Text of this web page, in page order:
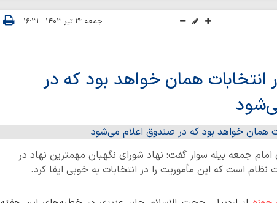
جمعه ۲۲ تیر ۱۴۰۳ - ۱۶:۳۱
انتخابات همان خواهد بود که در
جمعه بیله سوار گفت: نهاد شورای نگهبان مهمترین نهاد در
است که این مأموریت را در انتخابات به خوبی ایفا کرد.